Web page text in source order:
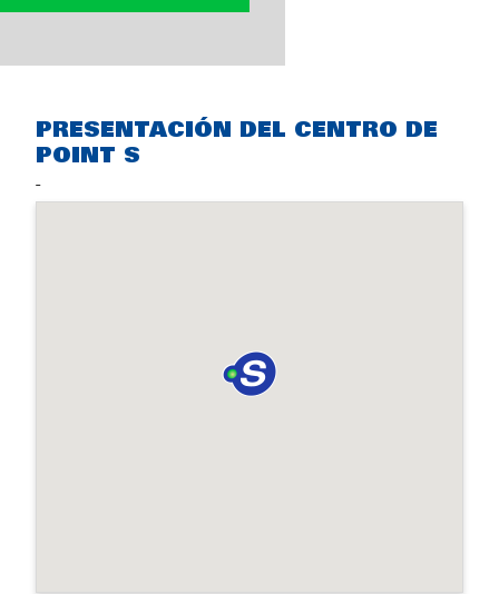
PRESENTACIÓN DEL CENTRO DE
POINT S
-